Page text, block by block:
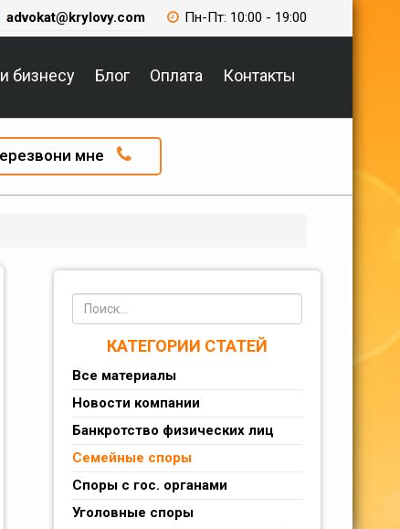
advokat@krylovy.com Пн-Пт: 10:00 - 19:00
бизнесу Блог Оплата Контакты
мне
КАТЕГОРИИ СТАТЕЙ
Все материалы
Новости компании
Банкротство физических лиц
Семейные споры
Споры с гос. органами
Уголовные споры